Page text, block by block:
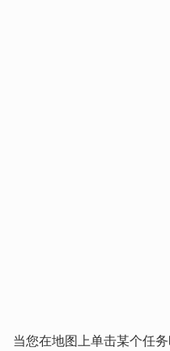
当您在地图上单击某个任